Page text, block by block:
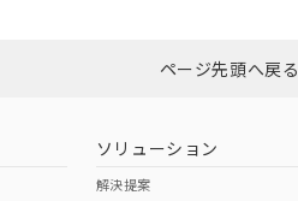
ダウンロードはこちらページ先頭へ戻る
ソリューション
解決提案